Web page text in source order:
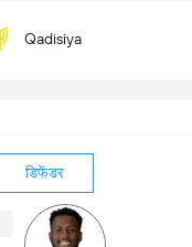
Qadisiya
डिफेंडर